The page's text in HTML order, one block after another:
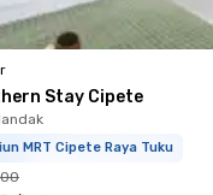
Stay Cipete
MRT Cipete Raya Tuku